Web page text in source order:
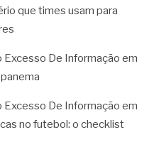
que times usam para
Excesso De Informação em
Excesso De Informação em
no futebol: o checklist